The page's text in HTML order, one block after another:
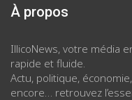
À propos
IllicoNews, votre média
rapide et fluide.
Actu, politique,
encore… retrouvez